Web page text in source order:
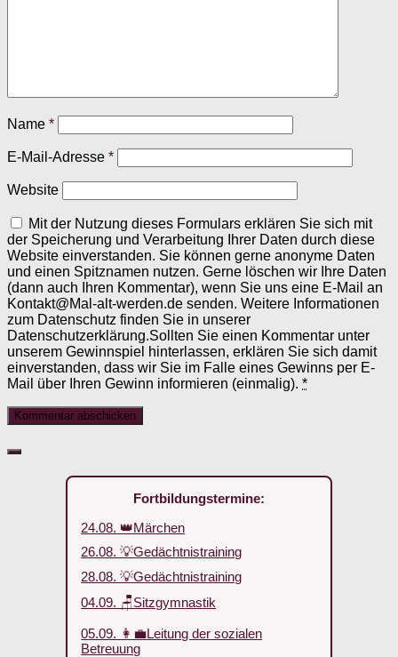
Name *
E-Mail-Adresse *
Website
Mit der Nutzung dieses Formulars erklären Sie sich mit
der Speicherung und Verarbeitung Ihrer Daten durch diese
Website einverstanden. Sie können gerne anonyme Daten
und einen Spitznamen nutzen. Gerne löschen wir Ihre Daten
(dann auch Ihren Kommentar), wenn Sie uns eine E-Mail an
Kontakt@Mal-alt-werden.de senden. Weitere Informationen
zum Datenschutz finden Sie in unserer
Datenschutzerklärung.Sollten Sie einen Kommentar unter
unserem Gewinnspiel hinterlassen, erklären Sie sich damit
einverstanden, dass wir Sie im Falle eines Gewinns per E-
Mail über Ihren Gewinn informieren (einmalig). *
Fortbildungstermine:
24.08. 👑Märchen
26.08. 💡Gedächtnistraining
28.08. 💡Gedächtnistraining
04.09. 🪑Sitzgymnastik
05.09. 👩‍💼Leitung der sozialen
Betreuung